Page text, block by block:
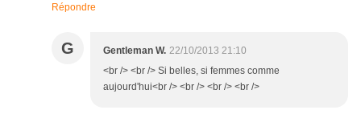
Répondre
G Gentleman W. 22/10/2013 21:10
<br /> <br /> Si belles, si femmes comme
aujourd'hui<br /> <br /> <br /> <br />